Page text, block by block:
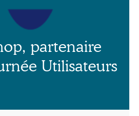
partenaire
Utilisateurs